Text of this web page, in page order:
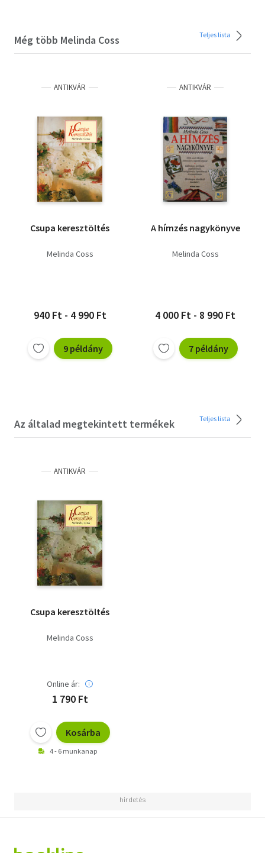
Még több Melinda Coss Teljes lista
ANTIKVÁR
Csupa keresztöltés
Melinda Coss
940 Ft - 4 990 Ft
9 példány
ANTIKVÁR
A hímzés nagykönyve
Melinda Coss
4 000 Ft - 8 990 Ft
7 példány
Az általad megtekintett termékek Teljes lista
ANTIKVÁR
Csupa keresztöltés
Melinda Coss
Online ár:
1 790 Ft
Kosárba
4 - 6 munkanap